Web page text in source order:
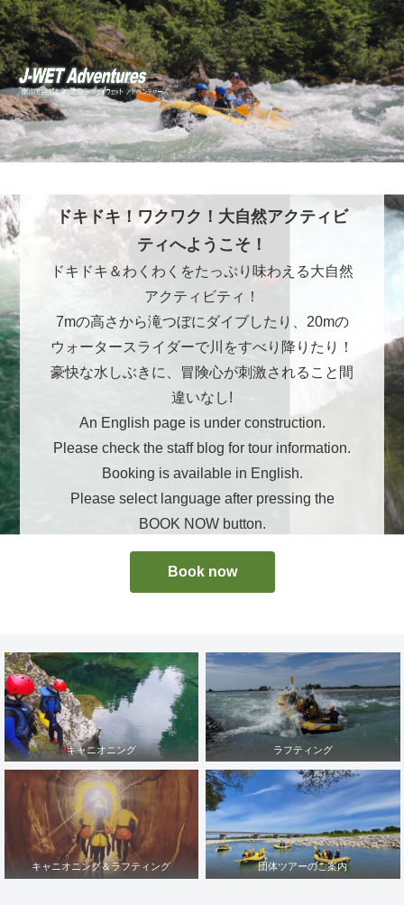
ドキドキ！ワクワク！大自然アクティビ
ティへようこそ！
ドキドキ＆わくわくをたっぷり味わえる大自然
アクティビティ！
7mの高さから滝つぼにダイブしたり、20mの
ウォータースライダーで川をすべり降りたり！
豪快な水しぶきに、冒険心が刺激されること間
違いなし!
An English page is under construction.
Please check the staff blog for tour information.
Booking is available in English.
Please select language after pressing the
BOOK NOW button.
Book now
キャニオニング ラフティング
キャニオニング＆ラフティング 団体ツアーのご案内